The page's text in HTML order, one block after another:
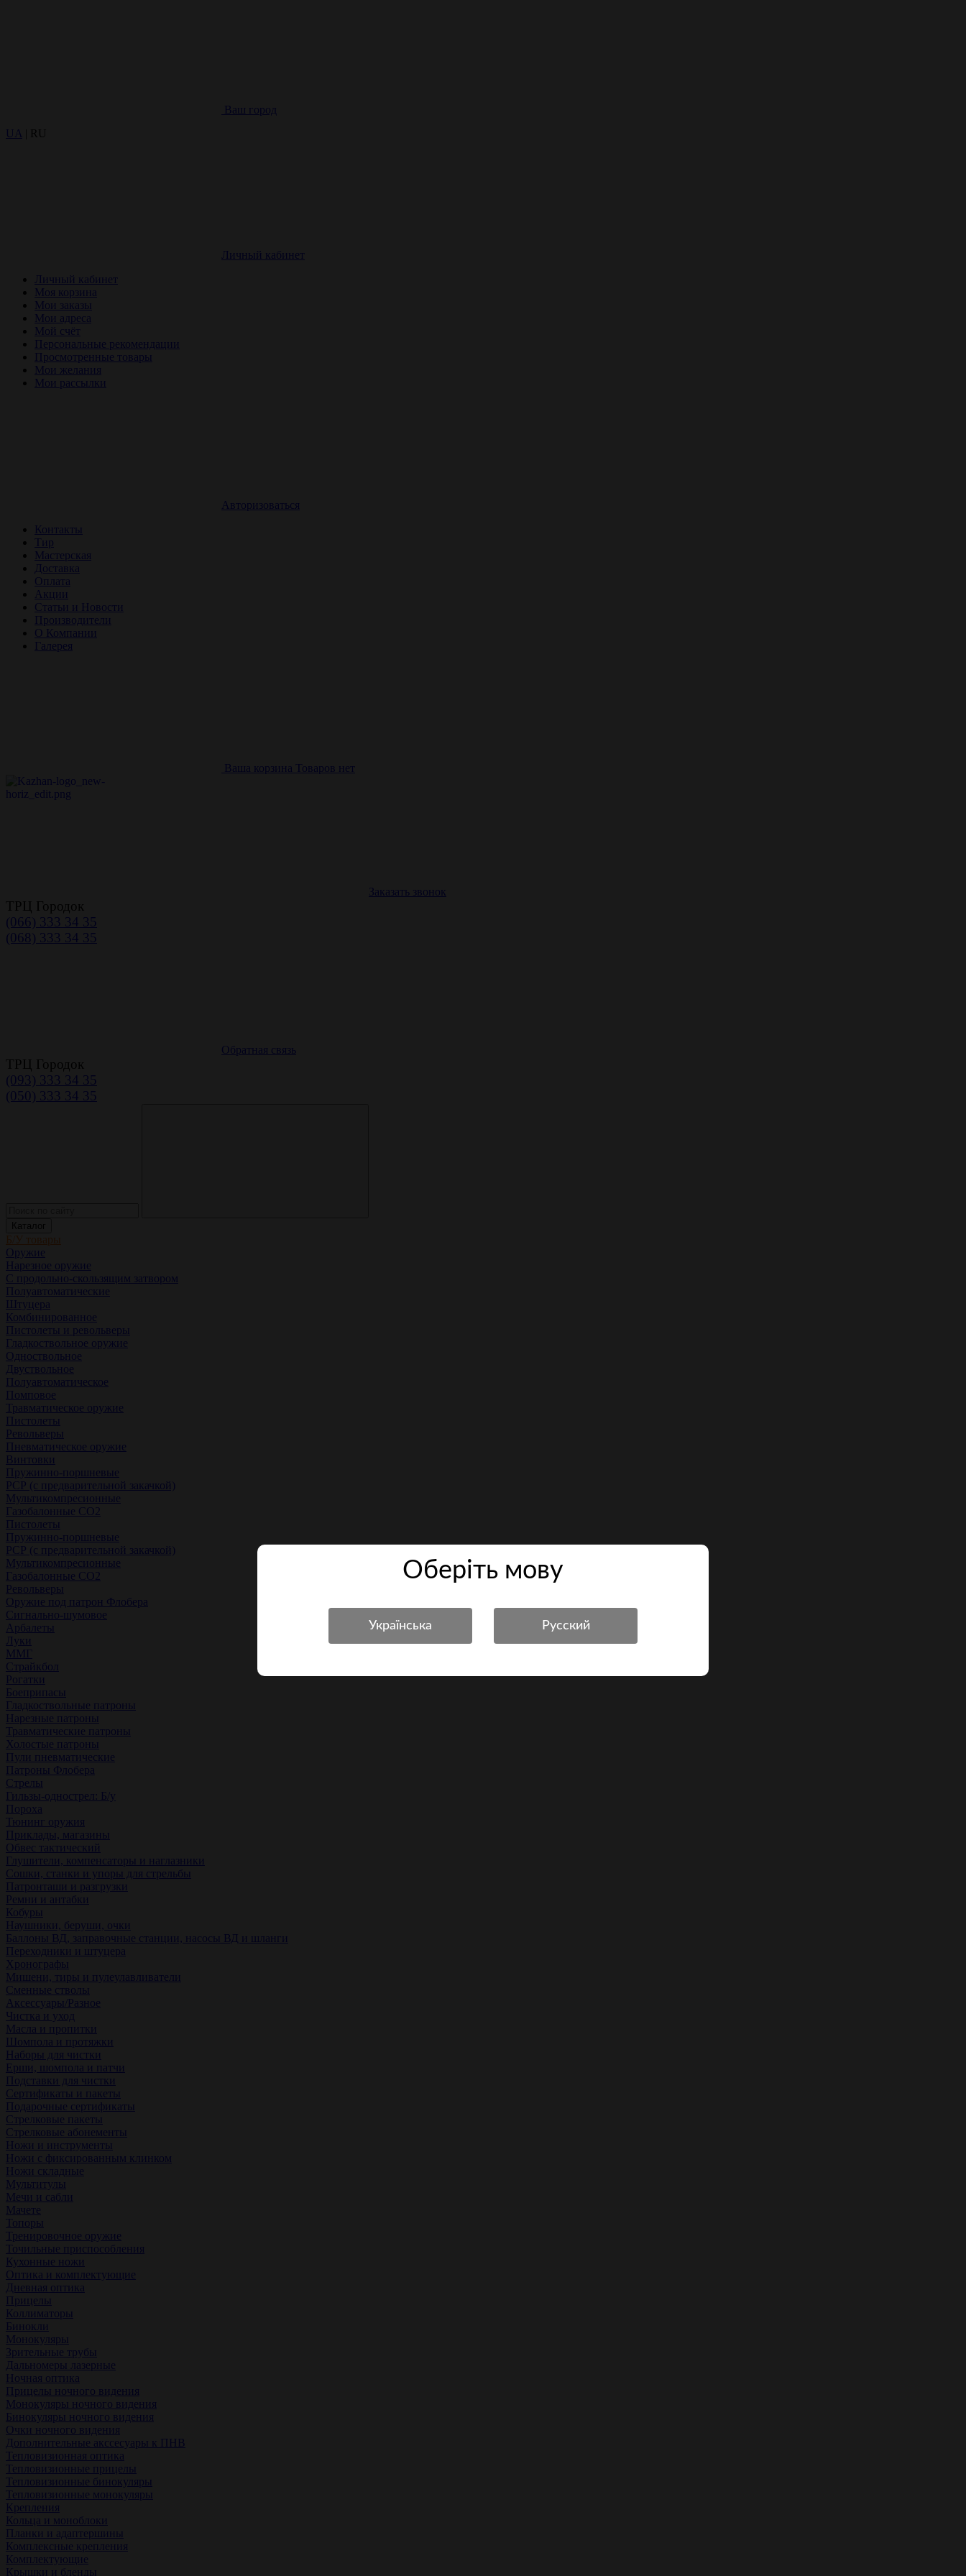
Ваш город
UA
| RU
Личный кабинет
Личный кабинет
Моя корзина
Мои заказы
Мои адреса
Мой счёт
Персональные рекомендации
Просмотренные товары
Мои желания
Мои рассылки
Авторизоваться
Контакты
Тир
Мастерская
Доставка
Оплата
Акции
Статьи и Новости
Производители
О Компании
Галерея
Ваша корзина Товаров нет
Заказать звонок
ТРЦ Городок
(066) 333 34 35
(068) 333 34 35
Обратная связь
ТРЦ Городок
(093) 333 34 35
(050) 333 34 35
Каталог
Б/У товары
Оружие
Нарезное оружие
С продольно-скользящим затвором
Полуавтоматические
Штуцера
Комбинированное
Пистолеты и револьверы
Гладкоствольное оружие
Одноствольное
Двуствольное
Полуавтоматическое
Помповое
Травматическое оружие
Пистолеты
Револьверы
Пневматическое оружие
Винтовки
Пружинно-поршневые
РСР (с предварительной закачкой)
Мультикомпресионные
Газобалонные СО2
Пистолеты
Пружинно-поршневые
РСР (с предварительной закачкой)
Мультикомпресионные
Газобалонные СО2
Револьверы
Оружие под патрон Флобера
Сигнально-шумовое
Арбалеты
Луки
ММГ
Страйкбол
Рогатки
Боеприпасы
Гладкоствольные патроны
Нарезные патроны
Травматические патроны
Холостые патроны
Пули пневматические
Патроны Флобера
Стрелы
Гильзы-однострел: Б/у
Пороха
Тюнинг оружия
Приклады, магазины
Обвес тактический
Глушители, компенсаторы и наглазники
Сошки, станки и упоры для стрельбы
Патронташи и разгрузки
Ремни и антабки
Кобуры
Наушники, беруши, очки
Баллоны ВД, заправочные станции, насосы ВД и шланги
Переходники и штуцера
Хронографы
Мишени, тиры и пулеулавливатели
Сменные стволы
Аксессуары/Разное
Чистка и уход
Масла и пропитки
Шомпола и протяжки
Наборы для чистки
Ерши, шомпола и патчи
Подставки для чистки
Сертификаты и пакеты
Подарочные сертификаты
Стрелковые пакеты
Стрелковые абонементы
Ножи и инструменты
Ножи с фиксированным клинком
Ножи складные
Мультитулы
Мечи и сабли
Мачете
Топоры
Тренировочное оружие
Точильные приспособления
Кухонные ножи
Оптика и комплектующие
Дневная оптика
Прицелы
Коллиматоры
Бинокли
Монокуляры
Зрительные трубы
Дальномеры лазерные
Ночная оптика
Прицелы ночного видения
Монокуляры ночного видения
Бинокуляры ночного видения
Очки ночного видения
Дополнительные акссесуары к ПНВ
Тепловизионная оптика
Тепловизионные прицелы
Тепловизионные бинокуляры
Тепловизионные монокуляры
Крепления
Кольца и моноблоки
Планки и адаптершины
Комплексные крепления
Комплектующие
Крышки и бленды
Оберiть мову